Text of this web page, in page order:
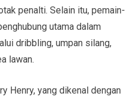
penalti. Selain itu, pemain-
utama dalam
dribbling, umpan silang,
lawan.
Henry, yang dikenal dengan